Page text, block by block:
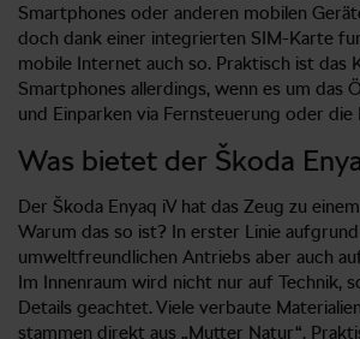
Smartphones oder anderen mobilen
doch dank einer integrierten SIM-Karte
mobile Internet auch so. Praktisch ist das
Smartphones allerdings, wenn es um das
und Einparken via Fernsteuerung oder
Was bietet der Škoda
Der Škoda Enyaq iV hat das Zeug zu
Warum das so ist? In erster Linie
umweltfreundlichen Antriebs aber auch
Im Innenraum wird nicht nur auf Technik,
Details geachtet. Viele verbaute
stammen direkt aus „Mutter Natur“.